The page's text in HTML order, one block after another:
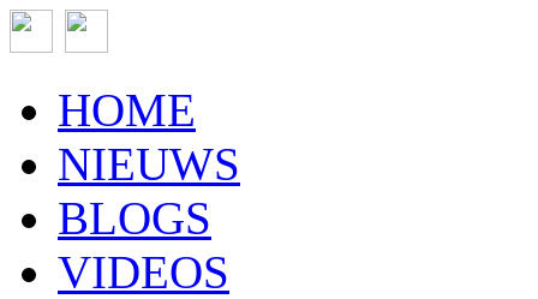
HOME
NIEUWS
BLOGS
VIDEOS